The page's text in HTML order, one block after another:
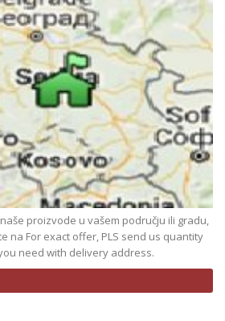
proizvode u vašem području ili gradu,
na For exact offer, PLS send us quantity
need with delivery address.